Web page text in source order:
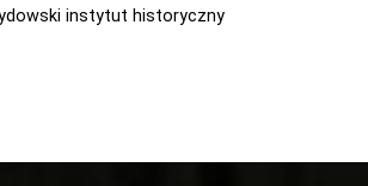
instytut historyczny